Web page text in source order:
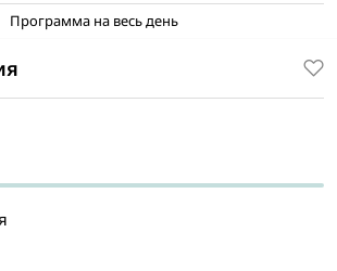
Программа на весь день